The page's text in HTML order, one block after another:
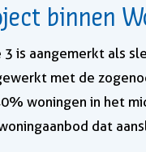
binnen
is aangemerkt als
met de
woningen in het
dat